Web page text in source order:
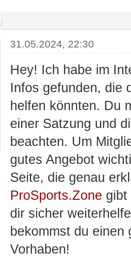
31.05.2024, 22:30
Hey! Ich habe im
Infos gefunden, die
helfen könnten. Du
einer Satzung und
beachten. Um
gutes Angebot
Seite, die genau
ProSports.Zone gibt
dir sicher
bekommst du
Vorhaben!